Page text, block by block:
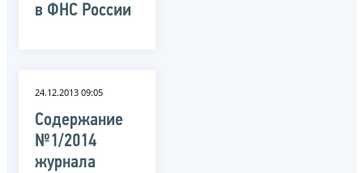
в ФНС России
24.12.2013 09:05
Содержание
№1/2014
журнала